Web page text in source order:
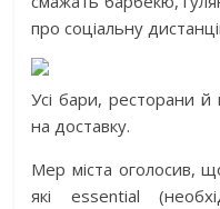
про соціальну
Усі бари, ресторани
на доставку.
Мер міста оголосив,
які essential